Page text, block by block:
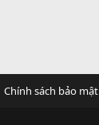
Chính sách bảo mật